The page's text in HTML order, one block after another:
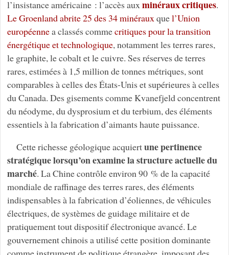
l’insistance américaine : l’accès auxminéraux critiques.
Le Groenland abrite 25 des 34 minérauxquel’Union
européennea classés commecritiques pour la transition
énergétique et technologique, notamment les terres rares,
le graphite, le cobalt et le cuivre. Ses réserves de terres
rares, estimées à 1,5 million de tonnes métriques, sont
comparables à celles des États-Unis et supérieures à celles
du Canada. Des gisements comme Kvanefjeld concentrent
du néodyme, du dysprosium et du terbium, des éléments
essentiels à la fabrication d’aimants haute puissance.
Cette richesse géologique acquiertune pertinence
stratégique lorsqu’on examine la structure actuelle du
marché. La Chine contrôle environ 90 % de la capacité
mondiale de raffinage des terres rares, des éléments
indispensables à la fabrication d’éoliennes, de véhicules
électriques, de systèmes de guidage militaire et de
pratiquement tout dispositif électronique avancé. Le
gouvernement chinois a utilisé cette position dominante